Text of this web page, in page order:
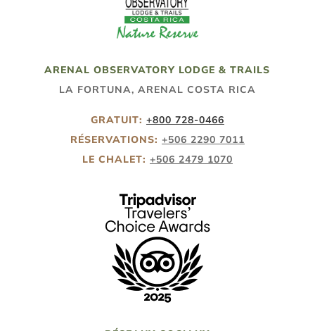
ARENAL OBSERVATORY LODGE & TRAILS
LA FORTUNA, ARENAL COSTA RICA
GRATUIT: +800 728-0466
RÉSERVATIONS: +506 2290 7011
LE CHALET: +506 2479 1070